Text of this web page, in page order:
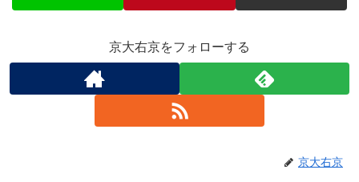
京大右京をフォローする
京大右京